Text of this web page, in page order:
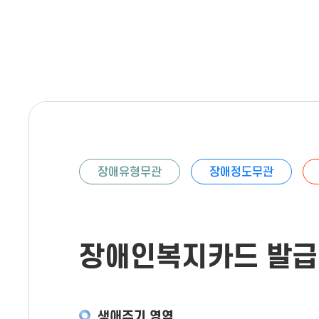
장애유형무관 장애정도무관
장애인복지카드 발급